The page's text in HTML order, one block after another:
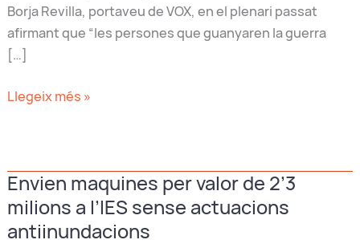
Borja Revilla, portaveu de VOX, en el plenari passat
afirmant que “les persones que guanyaren la guerra
[…]
L’alcalde
a
condemnar
el
Llegeix més »
Envien maquines per valor de 2’3
milions a l’IES sense actuacions
antiinundacions